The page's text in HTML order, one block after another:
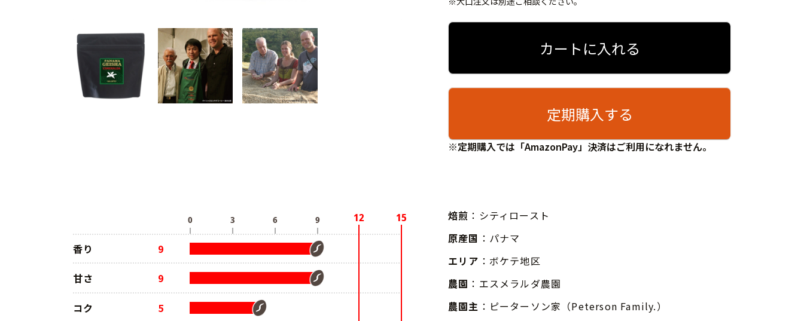
カートに入れる
定期購入する
※定期購入では「AmazonPay」決済はご利用になれません。
香り 9
甘さ 9
コク 5
焙煎 ：シティロースト
原産国 ：パナマ
エリア ：ボケテ地区
農園 ：エスメラルダ農園
農園主 ：ピーターソン家（Peterson Family.）